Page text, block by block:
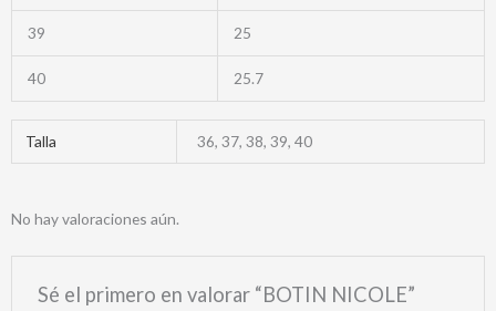
39 25
40 25.7
Talla 36, 37, 38, 39, 40
No hay valoraciones aún.
Sé el primero en valorar “BOTIN NICOLE”